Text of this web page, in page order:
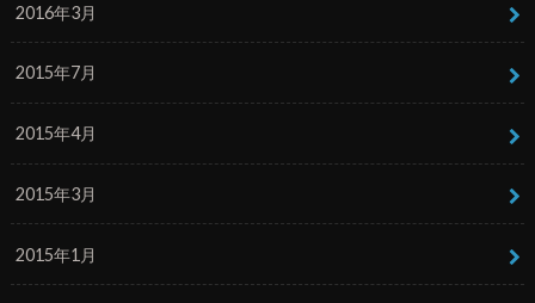
2016年3月
2015年7月
2015年4月
2015年3月
2015年1月